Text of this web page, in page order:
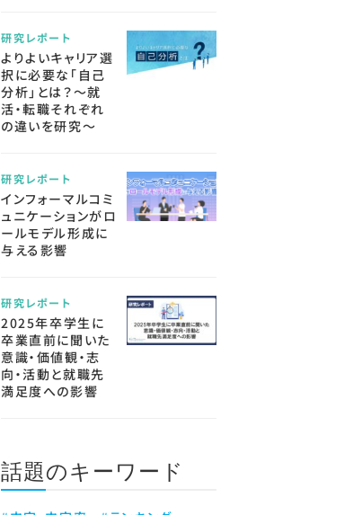
研究レポート
よりよいキャリア選
択に必要な「自己
分析」とは？～就
活・転職それぞれ
の違いを研究～
研究レポート
インフォーマルコミ
ュニケーションがロ
ールモデル形成に
与える影響
研究レポート
2025年卒学生に
卒業直前に聞いた
意識・価値観・志
向・活動と就職先
満足度への影響
話題のキーワード